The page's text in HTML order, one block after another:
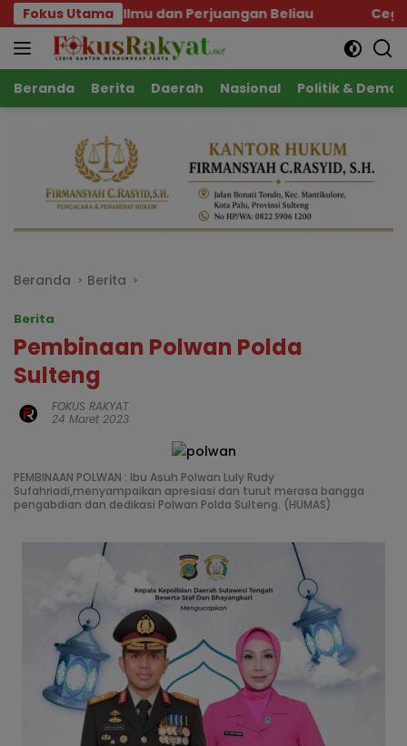
Langsung
ke
konten
Fokus Utama
dan Perjuangan Beliau Cegah Karhutla Sejak
Beranda Berita Daerah Nasional Politik &
Beranda Berita
Berita
Pembinaan Polwan Polda
Sulteng
FOKUS RAKYAT
24 Maret 2023
PEMBINAAN POLWAN : Ibu Asuh Polwan Luly Rudy
Sufahriadi,menyampaikan apresiasi dan turut merasa bangga
pengabdian dan dedikasi Polwan Polda Sulteng. (HUMAS)